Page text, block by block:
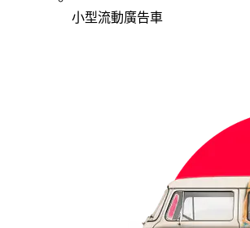
小型流動廣告車